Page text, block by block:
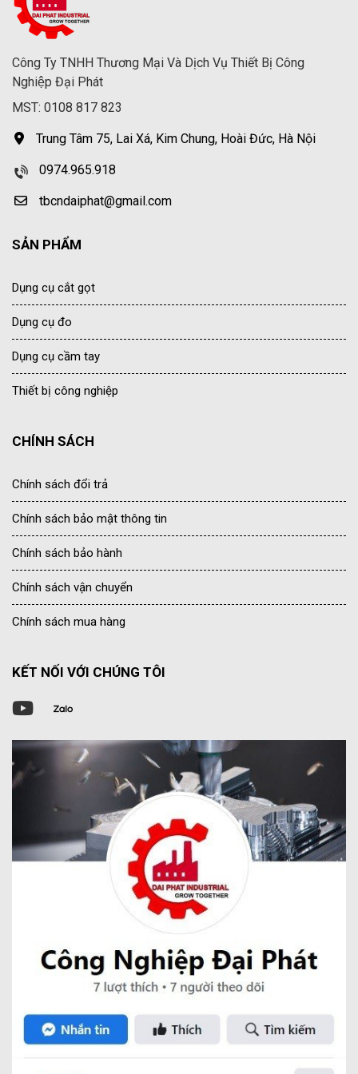
Công Ty TNHH Thương Mại Và Dịch Vụ Thiết Bị Công
Nghiệp Đại Phát
MST: 0108 817 823
Trung Tâm 75, Lai Xá, Kim Chung, Hoài Đức, Hà Nội
0974.965.918
tbcndaiphat@gmail.com
SẢN PHẨM
Dụng cụ cắt gọt
Dụng cụ đo
Dụng cụ cầm tay
Thiết bị công nghiệp
CHÍNH SÁCH
Chính sách đổi trả
Chính sách bảo mật thông tin
Chính sách bảo hành
Chính sách vận chuyển
Chính sách mua hàng
KẾT NỐI VỚI CHÚNG TÔI